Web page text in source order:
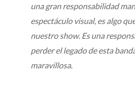
una gran responsabilidad
espectáculo visual, es algo
nuestro show. Es una
perder el legado de esta
maravillosa.